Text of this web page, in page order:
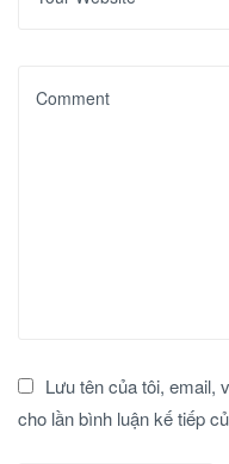
Lưu tên của tôi, email,
cho lần bình luận kế tiếp